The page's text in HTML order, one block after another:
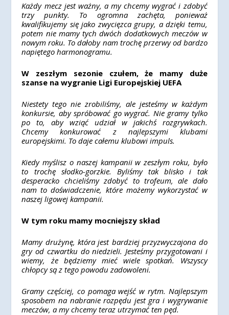
Każdy mecz jest ważny, a my chcemy wygrać i zdobyć
trzy punkty. To ogromna zachęta, ponieważ
kwalifikujemy się jako zwycięzca grupy, a dzięki temu,
potem nie mamy tych dwóch dodatkowych meczów w
nowym roku. To dałoby nam trochę przerwy od bardzo
napiętego harmonogramu.
W zeszłym sezonie czułem, że mamy duże
szanse na wygranie Ligi Europejskiej UEFA
Niestety tego nie zrobiliśmy, ale jesteśmy w każdym
konkursie, aby spróbować go wygrać. Nie gramy tylko
po to, aby wziąć udział w jakichś rozgrywkach.
Chcemy konkurować z najlepszymi klubami
europejskimi. To daje całemu klubowi impuls.
Kiedy myślisz o naszej kampanii w zeszłym roku, było
to trochę słodko-gorzkie. Byliśmy tak blisko i tak
desperacko chcieliśmy zdobyć to trofeum, ale dało
nam to doświadczenie, które możemy wykorzystać w
naszej ligowej kampanii.
W tym roku mamy mocniejszy skład
Mamy drużynę, która jest bardziej przyzwyczajona do
gry od czwartku do niedzieli. Jesteśmy przygotowani i
wiemy, że będziemy mieć wiele spotkań. Wszyscy
chłopcy są z tego powodu zadowoleni.
Gramy częściej, co pomaga wejść w rytm. Najlepszym
sposobem na nabranie rozpędu jest gra i wygrywanie
meczów, a my chcemy teraz utrzymać ten pęd.